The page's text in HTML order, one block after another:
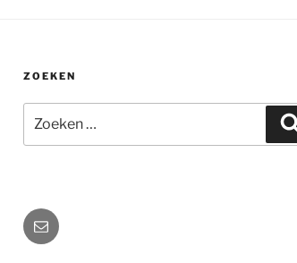
ZOEKEN
naar:
E-
mail